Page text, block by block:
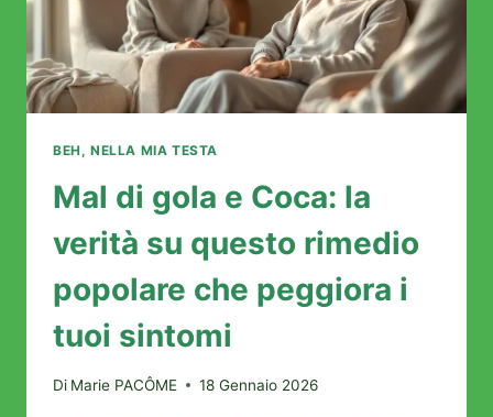
BEH, NELLA MIA TESTA
Mal di gola e Coca: la
verità su questo rimedio
popolare che peggiora i
tuoi sintomi
Di Marie PACÔME 18 Gennaio 2026